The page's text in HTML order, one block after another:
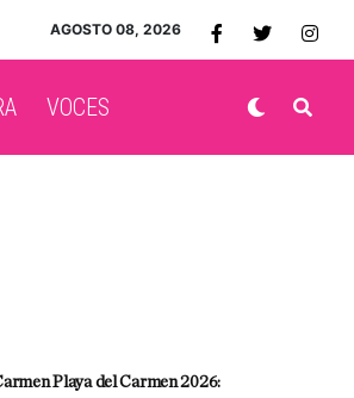
AGOSTO 08, 2026
VOCES
Playa del Carmen 2026: